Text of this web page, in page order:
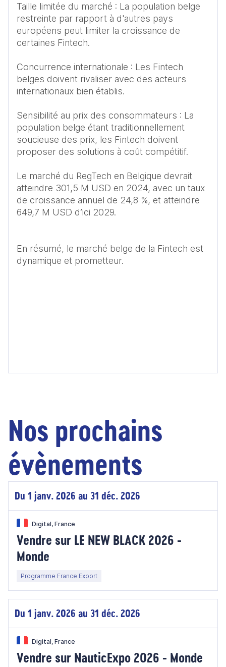
Taille limitée du marché : La population belge
restreinte par rapport à d'autres pays
européens peut limiter la croissance de
certaines Fintech.
Concurrence internationale : Les Fintech
belges doivent rivaliser avec des acteurs
internationaux bien établis.
Sensibilité au prix des consommateurs : La
population belge étant traditionnellement
soucieuse des prix, les Fintech doivent
proposer des solutions à coût compétitif.
Le marché du RegTech en Belgique devrait
atteindre 301,5 M USD en 2024, avec un taux
de croissance annuel de 24,8 %, et atteindre
649,7 M USD d’ici 2029.
En résumé, le marché belge de la Fintech est
Nos prochains
évènements
Du 1 janv. 2026 au 31 déc. 2026
Digital, France
Vendre sur LE NEW BLACK 2026 -
Monde
Programme France Export
Du 1 janv. 2026 au 31 déc. 2026
Digital, France
Vendre sur NauticExpo 2026 - Monde